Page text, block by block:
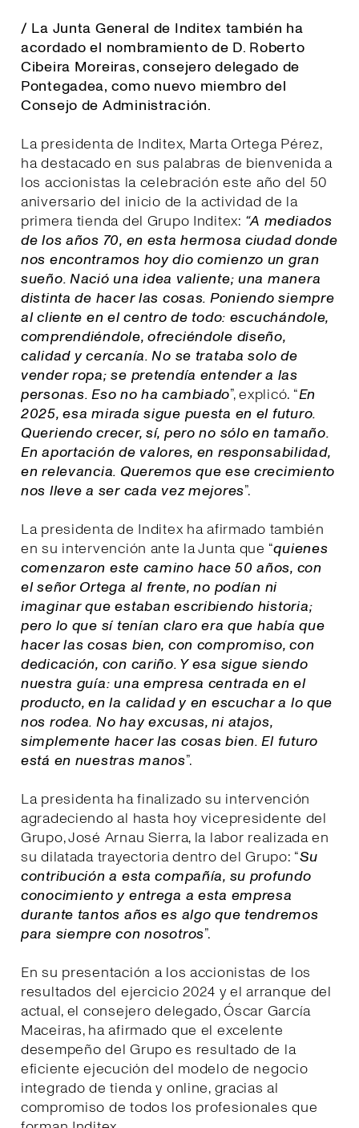
/ La Junta General de Inditex también ha
acordado el nombramiento de D. Roberto
Cibeira Moreiras, consejero delegado de
Pontegadea, como nuevo miembro del
Consejo de Administración.
La presidenta de Inditex, Marta Ortega Pérez,
ha destacado en sus palabras de bienvenida a
los accionistas la celebración este año del 50
aniversario del inicio de la actividad de la
primera tienda del Grupo Inditex: “A mediados
de los años 70, en esta hermosa ciudad donde
nos encontramos hoy dio comienzo un gran
sueño. Nació una idea valiente; una manera
distinta de hacer las cosas. Poniendo siempre
al cliente en el centro de todo: escuchándole,
comprendiéndole, ofreciéndole diseño,
calidad y cercanía. No se trataba solo de
vender ropa; se pretendía entender a las
personas. Eso no ha cambiado”, explicó. “En
2025, esa mirada sigue puesta en el futuro.
Queriendo crecer, sí, pero no sólo en tamaño.
En aportación de valores, en responsabilidad,
en relevancia. Queremos que ese crecimiento
nos lleve a ser cada vez mejores”.
La presidenta de Inditex ha afirmado también
en su intervención ante la Junta que “quienes
comenzaron este camino hace 50 años, con
el señor Ortega al frente, no podían ni
imaginar que estaban escribiendo historia;
pero lo que sí tenían claro era que había que
hacer las cosas bien, con compromiso, con
dedicación, con cariño. Y esa sigue siendo
nuestra guía: una empresa centrada en el
producto, en la calidad y en escuchar a lo que
nos rodea. No hay excusas, ni atajos,
simplemente hacer las cosas bien. El futuro
está en nuestras manos”.
La presidenta ha finalizado su intervención
agradeciendo al hasta hoy vicepresidente del
Grupo, José Arnau Sierra, la labor realizada en
su dilatada trayectoria dentro del Grupo: “Su
contribución a esta compañía, su profundo
conocimiento y entrega a esta empresa
durante tantos años es algo que tendremos
para siempre con nosotros”.
En su presentación a los accionistas de los
resultados del ejercicio 2024 y el arranque del
actual, el consejero delegado, Óscar García
Maceiras, ha afirmado que el excelente
desempeño del Grupo es resultado de la
eficiente ejecución del modelo de negocio
integrado de tienda y online, gracias al
compromiso de todos los profesionales que